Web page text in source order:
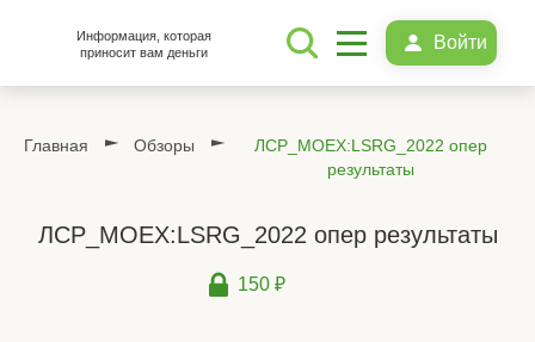
Информация, которая
приносит вам деньги
Войти
Главная Обзоры
ЛСР_MOEX:LSRG_2022 опер
результаты
ЛСР_MOEX:LSRG_2022 опер результаты
150 ₽